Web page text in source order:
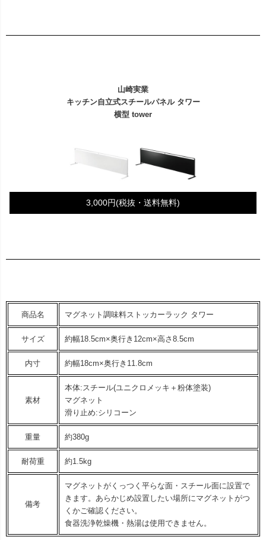
山崎実業
キッチン自立式スチールパネル タワー
横型 tower
3,000円(税抜・送料無料)
商品名 マグネット調味料ストッカーラック タワー
サイズ 約幅18.5cm×奥行き12cm×高さ8.5cm
内寸 約幅18cm×奥行き11.8cm
素材
本体:スチール(ユニクロメッキ＋粉体塗装)
マグネット
滑り止め:シリコーン
重量 約380g
耐荷重 約1.5kg
備考
マグネットがくっつく平らな面・スチール面に設置で
きます。あらかじめ設置したい場所にマグネットがつ
くかご確認ください。
食器洗浄乾燥機・熱湯は使用できません。